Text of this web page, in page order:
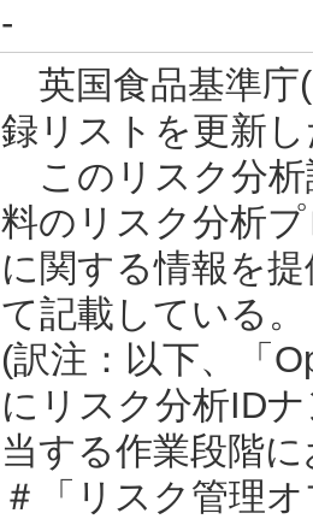
-
英国食品基準庁
録リストを更新
このリスク分析
料のリスク分析
に関する情報を
て記載している。
(訳注：以下、「
にリスク分析ID
当する作業段階
＃「リスク管理